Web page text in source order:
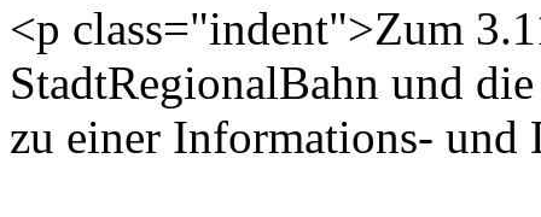
<p class="indent">Zum
StadtRegionalBahn und
zu einer Informations- und